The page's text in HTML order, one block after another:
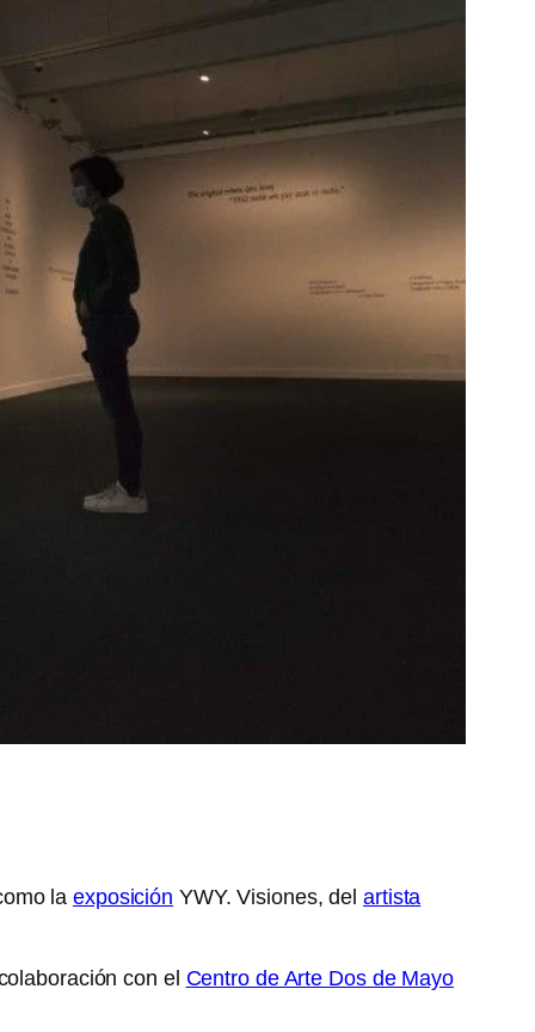
laexposición YWY. Visiones, delartista
con el Centro de Arte Dos de Mayo